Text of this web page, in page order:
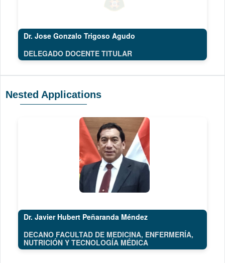
Dr. Jose Gonzalo Trigoso Agudo
DELEGADO DOCENTE TITULAR
Nested Applications
Dr. Javier Hubert Peñaranda Méndez
DECANO FACULTAD DE MEDICINA, ENFERMERÍA,
NUTRICIÓN Y TECNOLOGÍA MÉDICA